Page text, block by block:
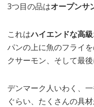
3つ目の品はオープンサ
これはハイエンドな高
パンの上に魚のフライ
クサーモン、そして最後
デンマーク人いわく、
ぐらい、たくさんの具